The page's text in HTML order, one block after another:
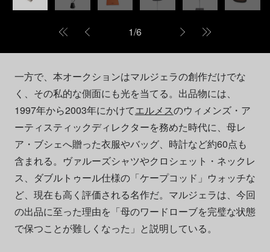
1/6
一方で、本オークションはマルジェラの創作だけでな
く、その私的な側面にも光を当てる。出品物には、
1997年から2003年にかけてエルメスのウィメンズ・ア
ーティスティックディレクターを務めた時代に、母レ
ア・ブシェへ贈った衣服やバッグ、時計など約60点も
含まれる。ヴァルーズシャツやクロシェット・ネックレ
ス、ダブルトゥール仕様の「ケープコッド」ウォッチな
ど、現在も高く評価される名作だ。マルジェラは、今回
の出品に至った理由を「母のワードローブを完璧な状態
で保つことが難しくなった」と説明している。